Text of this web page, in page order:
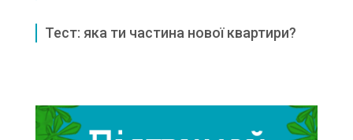
Тест: яка ти частина нової квартири?